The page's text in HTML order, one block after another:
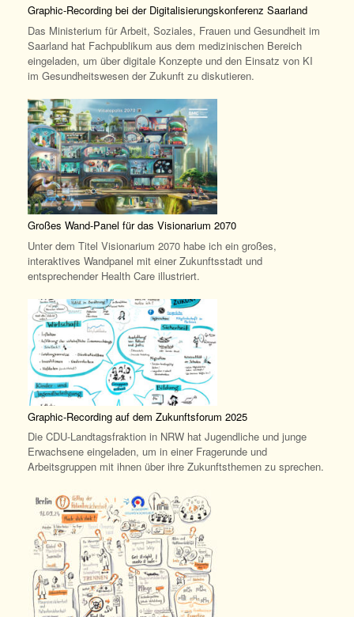
Graphic-Recording bei der Digitalisierungskonferenz Saarland
Das Ministerium für Arbeit, Soziales, Frauen und Gesundheit im
Saarland hat Fachpublikum aus dem medizinischen Bereich
eingeladen, um über digitale Konzepte und den Einsatz von KI
im Gesundheitswesen der Zukunft zu diskutieren.
Großes Wand-Panel für das Visionarium 2070
Unter dem Titel Visionarium 2070 habe ich ein großes,
interaktives Wandpanel mit einer Zukunftsstadt und
entsprechender Health Care illustriert.
Graphic-Recording auf dem Zukunftsforum 2025
Die CDU-Landtagsfraktion in NRW hat Jugendliche und junge
Erwachsene eingeladen, um in einer Fragerunde und
Arbeitsgruppen mit ihnen über ihre Zukunftsthemen zu sprechen.